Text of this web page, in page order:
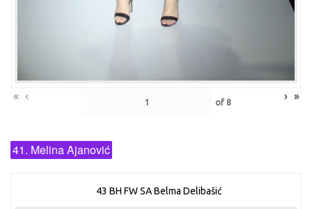
« ‹ of 8 › »
41. Melina Ajanović
43 BH FW SA Belma Delibašić